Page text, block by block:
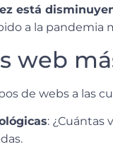
está
a la pandemia
web
de webs a las
: ¿Cuántas